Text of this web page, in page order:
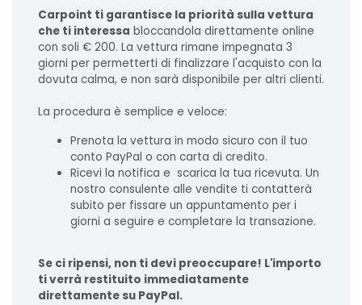
Carpoint ti garantisce la priorità sulla vettura
che ti interessa bloccandola direttamente online
con soli € 200. La vettura rimane impegnata 3
giorni per permetterti di finalizzare l'acquisto con la
dovuta calma, e non sarà disponibile per altri clienti.
La procedura è semplice e veloce:
Prenota la vettura in modo sicuro con il tuo
conto PayPal o con carta di credito.
Ricevi la notifica e scarica la tua ricevuta. Un
nostro consulente alle vendite ti contatterà
subito per fissare un appuntamento per i
giorni a seguire e completare la transazione.
Se ci ripensi, non ti devi preoccupare! L'importo
ti verrà restituito immediatamente
direttamente su PayPal.